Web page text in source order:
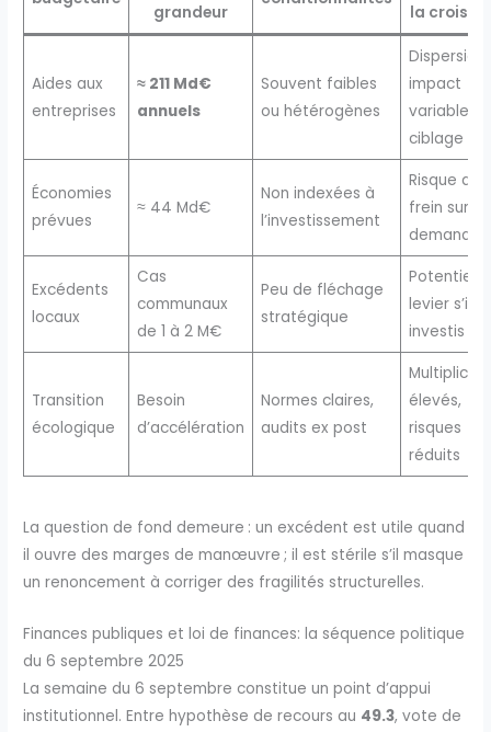
grandeur la
Aides aux
entreprises
≈ 211 Md€
annuels
Souvent faibles
ou hétérogènes
Dispersion,
impact
variable
ciblage
Économies
prévues
≈ 44 Md€
Non indexées à
l’investissement
Risque de
frein sur la
demande
Excédents
locaux
Cas
communaux
de 1 à 2 M€
Peu de fléchage
stratégique
Potentiel
levier s’ils
investis
Transition
écologique
Besoin
d’accélération
Normes claires,
audits ex post
élevés,
risques
réduits
La question de fond demeure : un excédent est utile quand
il ouvre des marges de manœuvre ; il est stérile s’il masque
un renoncement à corriger des fragilités structurelles.
Finances publiques et loi de finances: la séquence politique
du 6 septembre 2025
La semaine du 6 septembre constitue un point d’appui
institutionnel. Entre hypothèse de recours au 49.3, vote de